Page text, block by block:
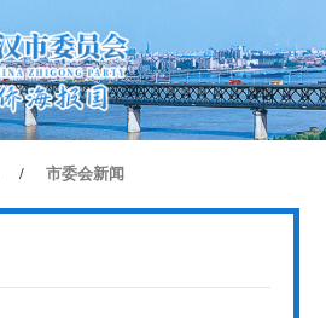
/ 市委会新闻